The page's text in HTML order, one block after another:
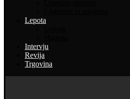
Lepota
Intervju
Revija
Trgovina